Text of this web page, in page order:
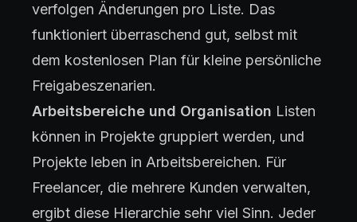
verfolgen Änderungen pro Liste. Das
funktioniert überraschend gut, selbst mit
dem kostenlosen Plan für kleine persönliche
Freigabeszenarien.
Arbeitsbereiche und Organisation Listen
können in Projekte gruppiert werden, und
Projekte leben in Arbeitsbereichen. Für
Freelancer, die mehrere Kunden verwalten,
ergibt diese Hierarchie sehr viel Sinn. Jeder